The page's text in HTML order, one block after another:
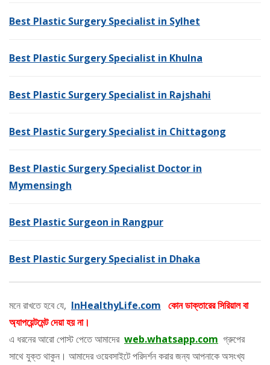
Best Plastic Surgery Specialist in Sylhet
Best Plastic Surgery Specialist in Khulna
Best Plastic Surgery Specialist in Rajshahi
Best Plastic Surgery Specialist in Chittagong
Best Plastic Surgery Specialist Doctor in
Mymensingh
Best Plastic Surgeon in Rangpur
Best Plastic Surgery Specialist in Dhaka
মনে রাখতে হবে যে, InHealthyLife.com কোন ডাক্তারের সিরিয়াল বা
অ্যাপয়েন্টমেন্ট দেয়া হয় না।
এ ধরনের আরো পোস্ট পেতে আমাদের web.whatsapp.com গ্রুপের
সাথে যুক্ত থাকুন। আমাদের ওয়েবসাইটে পরিদর্শন করার জন্য আপনাকে অসংখ্য